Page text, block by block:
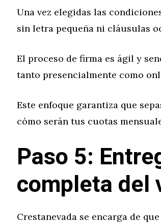
Una vez elegidas las
sin letra pequeña ni cláusulas
El proceso de firma es ágil y
tanto presencialmente como
Este enfoque garantiza que
cómo serán tus cuotas
Paso 5:
completa del
Crestanevada se encarga de